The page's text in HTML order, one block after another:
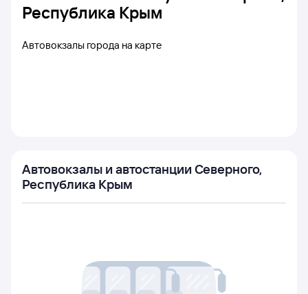
Республика Крым
Автовокзалы города на карте
Автовокзалы и автостанции Северного,
Республика Крым